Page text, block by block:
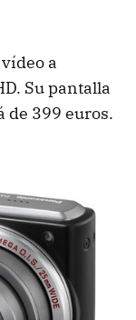
a
. Su pantalla
de 399 euros.